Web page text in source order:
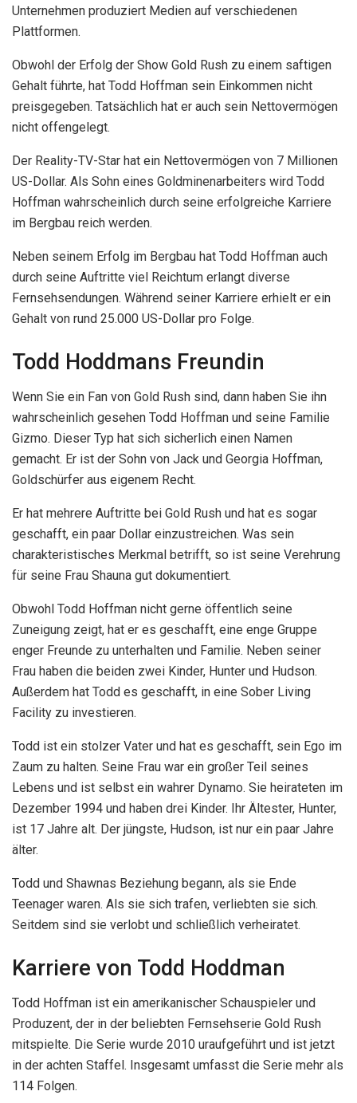
Unternehmen produziert Medien auf verschiedenen
Plattformen.
Obwohl der Erfolg der Show Gold Rush zu einem saftigen
Gehalt führte, hat Todd Hoffman sein Einkommen nicht
preisgegeben. Tatsächlich hat er auch sein Nettovermögen
nicht offengelegt.
Der Reality-TV-Star hat ein Nettovermögen von 7 Millionen
US-Dollar. Als Sohn eines Goldminenarbeiters wird Todd
Hoffman wahrscheinlich durch seine erfolgreiche Karriere
im Bergbau reich werden.
Neben seinem Erfolg im Bergbau hat Todd Hoffman auch
durch seine Auftritte viel Reichtum erlangt diverse
Fernsehsendungen. Während seiner Karriere erhielt er ein
Gehalt von rund 25.000 US-Dollar pro Folge.
Todd Hoddmans Freundin
Wenn Sie ein Fan von Gold Rush sind, dann haben Sie ihn
wahrscheinlich gesehen Todd Hoffman und seine Familie
Gizmo. Dieser Typ hat sich sicherlich einen Namen
gemacht. Er ist der Sohn von Jack und Georgia Hoffman,
Goldschürfer aus eigenem Recht.
Er hat mehrere Auftritte bei Gold Rush und hat es sogar
geschafft, ein paar Dollar einzustreichen. Was sein
charakteristisches Merkmal betrifft, so ist seine Verehrung
für seine Frau Shauna gut dokumentiert.
Obwohl Todd Hoffman nicht gerne öffentlich seine
Zuneigung zeigt, hat er es geschafft, eine enge Gruppe
enger Freunde zu unterhalten und Familie. Neben seiner
Frau haben die beiden zwei Kinder, Hunter und Hudson.
Außerdem hat Todd es geschafft, in eine Sober Living
Facility zu investieren.
Todd ist ein stolzer Vater und hat es geschafft, sein Ego im
Zaum zu halten. Seine Frau war ein großer Teil seines
Lebens und ist selbst ein wahrer Dynamo. Sie heirateten im
Dezember 1994 und haben drei Kinder. Ihr Ältester, Hunter,
ist 17 Jahre alt. Der jüngste, Hudson, ist nur ein paar Jahre
älter.
Todd und Shawnas Beziehung begann, als sie Ende
Teenager waren. Als sie sich trafen, verliebten sie sich.
Seitdem sind sie verlobt und schließlich verheiratet.
Karriere von Todd Hoddman
Todd Hoffman ist ein amerikanischer Schauspieler und
Produzent, der in der beliebten Fernsehserie Gold Rush
mitspielte. Die Serie wurde 2010 uraufgeführt und ist jetzt
in der achten Staffel. Insgesamt umfasst die Serie mehr als
114 Folgen.